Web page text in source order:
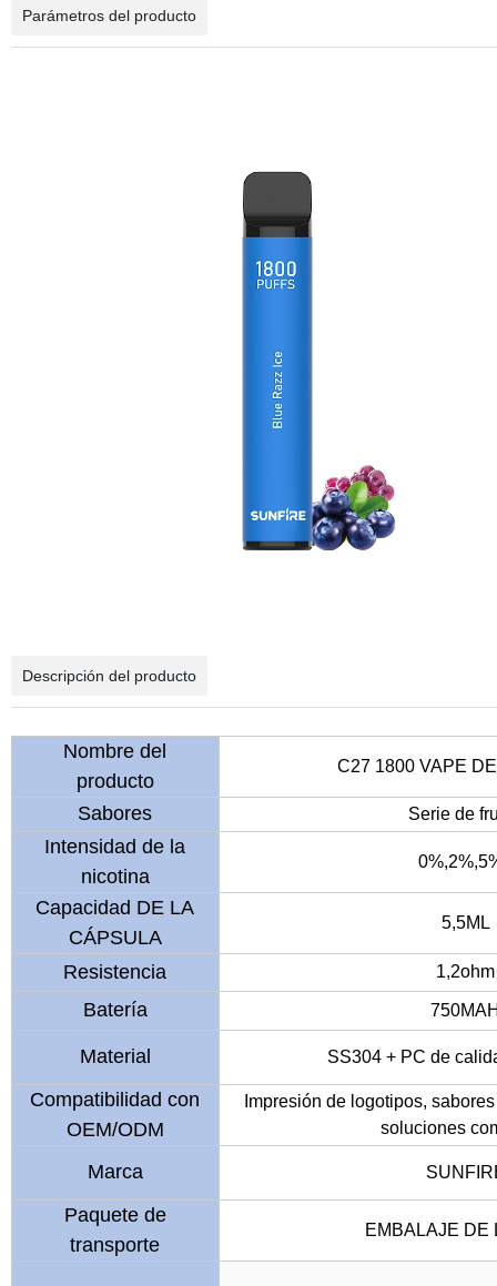
Parámetros del producto
Descripción del producto
Nombre del
producto
C27 1800 VAPE
Sabores Serie de
Intensidad de la
nicotina
Capacidad DE LA
CÁPSULA
5,5ML
Resistencia 1,2ohm
Batería
Material SS304 + PC de
Compatibilidad con
OEM/ODM
Impresión de logotipos,
soluciones
Marca
Paquete de
transporte
EMBALAJE DE